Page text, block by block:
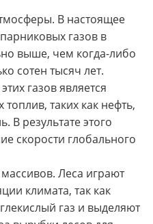
В настоящее
газов в
выше, чем когда-либо
сотен тысяч лет.
газов является
таких как нефть,
В результате этого
скорости глобального
Леса играют
климата, так как
газ и выделяют